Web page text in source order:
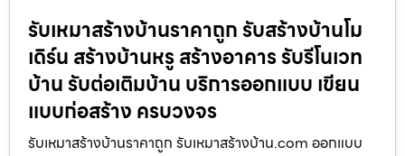
รับเหมาสร้างบ้านราคาถูก รับสร้างบ้านโม
เดิร์น สร้างบ้านหรู สร้างอาคาร รับรีโนเวท
บ้าน รับต่อเติมบ้าน บริการออกแบบ เขียน
แบบก่อสร้าง ครบวงจร
รับเหมาสร้างบ้านราคาถูก รับเหมาสร้างบ้าน.com ออกแบบ